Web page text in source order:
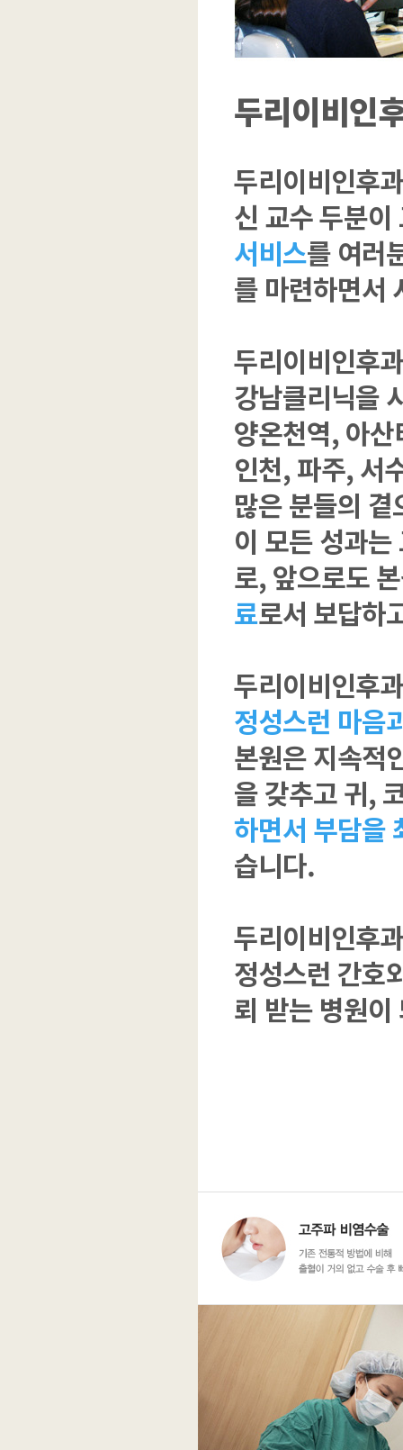
두리이비인
두리이비인후
신 교수 두분
서비스를 여러
를 마련하면서
두리이비인후
강남클리닉을
양온천역, 아
인천, 파주, 서
많은 분들의
이 모든 성과
로, 앞으로도
료로서 보답하
두리이비인후
정성스런 마음
본원은 지속적
을 갖추고 귀,
하면서 부담을
습니다.
두리이비인후
정성스런 간호
뢰 받는 병원